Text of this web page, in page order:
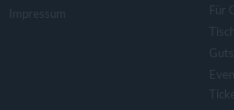
Impressum
Für